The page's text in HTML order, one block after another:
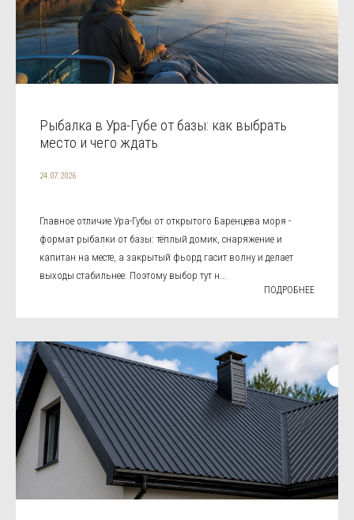
Рыбалка в Ура-Губе от базы: как выбрать
место и чего ждать
24.07.2026
Главное отличие Ура-Губы от открытого Баренцева моря -
формат рыбалки от базы: тёплый домик, снаряжение и
капитан на месте, а закрытый фьорд гасит волну и делает
выходы стабильнее. Поэтому выбор тут н...
ПОДРОБНЕЕ